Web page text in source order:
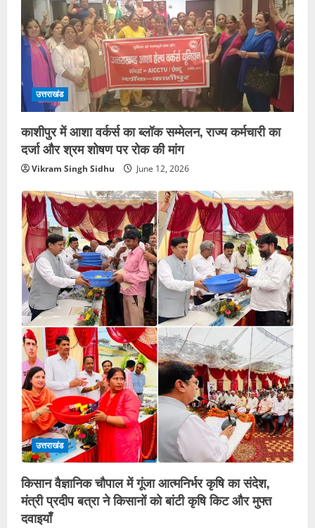
उत्तराखंड
काशीपुर में आशा वर्कर्स का ब्लॉक सम्मेलन, राज्य कर्मचारी का
दर्जा और श्रम शोषण पर रोक की मांग
Vikram Singh Sidhu June 12, 2026
उत्तराखंड
किसान वैज्ञानिक चौपाल में गूंजा आत्मनिर्भर कृषि का संदेश,
मंत्री प्रदीप बत्रा ने किसानों को बांटी कृषि किट और मुफ्त
दवाइयाँ